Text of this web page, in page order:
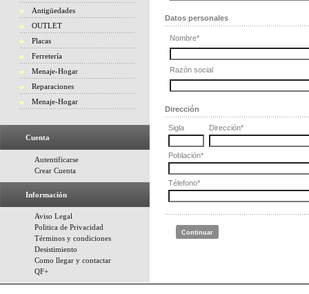
Antigüedades
OUTLET
Placas
Ferretería
Menaje-Hogar
Reparaciones
Menaje-Hogar
Cuenta
Autentificarse
Crear Cuenta
Información
Aviso Legal
Politica de Privacidad
Términos y condiciones
Desistimiento
Como llegar y contactar
QF+
Datos personales
Nombre*
Razón social
Dirección
Sigla Dirección*
Población*
Télefono*
Continuar